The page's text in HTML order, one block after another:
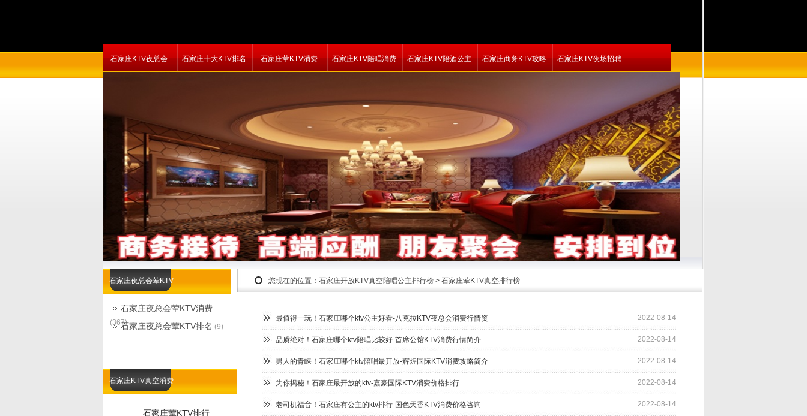
石家庄KTV夜总会 石家庄十大KTV排名 石家庄荤KTV消费 石家庄KTV陪唱消费 石家庄KTV陪酒公主 石家庄商务KTV攻略 石家庄KTV夜场招聘
您现在的位置： 石家庄开放KTV真空陪唱公主排行榜 > 石家庄荤KTV真空排行榜
石家庄KTV真空消费
石家庄荤KTV排行
最值得一玩！石家庄哪个ktv公主好看-八克拉KTV夜总会消费行情资 2022-08-14
品质绝对！石家庄哪个ktv陪唱比较好-首席公馆KTV消费行情简介 2022-08-14
男人的青睐！石家庄哪个ktv陪唱最开放-辉煌国际KTV消费攻略简介 2022-08-14
为你揭秘！石家庄最开放的ktv-嘉豪国际KTV消费价格排行 2022-08-14
老司机福音！石家庄有公主的ktv排行-国色天香KTV消费价格咨询 2022-08-14
石家庄夜总会荤KTV
石家庄夜总会荤KTV消费
(367)石家庄夜总会荤KTV排名 (9)